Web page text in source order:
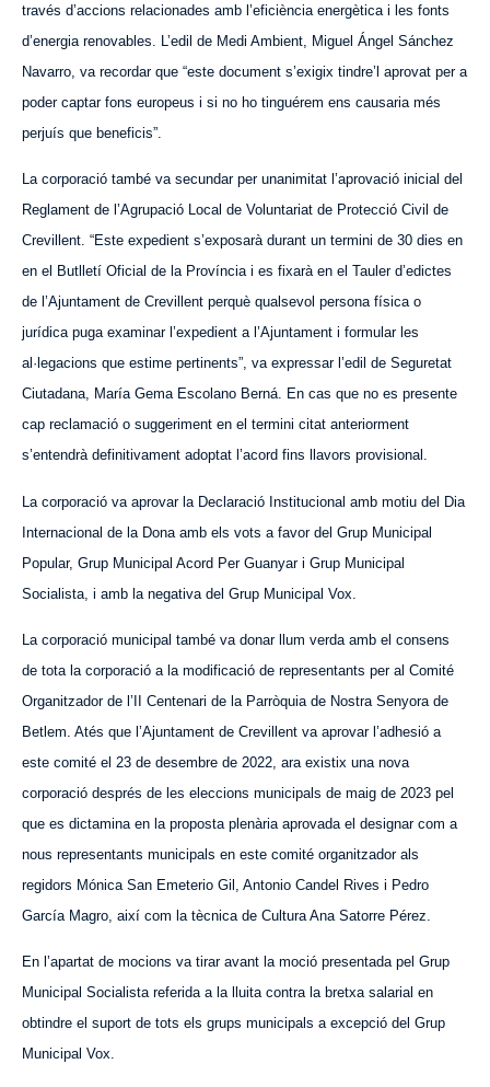
través d’accions relacionades amb l’eficiència energètica i les fonts
d’energia renovables. L’edil de Medi Ambient, Miguel Ángel Sánchez
Navarro, va recordar que “este document s’exigix tindre’l aprovat per a
poder captar fons europeus i si no ho tinguérem ens causaria més
perjuís que beneficis”.
La corporació també va secundar per unanimitat l’aprovació inicial del
Reglament de l’Agrupació Local de Voluntariat de Protecció Civil de
Crevillent. “Este expedient s’exposarà durant un termini de 30 dies en
en el Butlletí Oficial de la Província i es fixarà en el Tauler d’edictes
de l’Ajuntament de Crevillent perquè qualsevol persona física o
jurídica puga examinar l’expedient a l’Ajuntament i formular les
al·legacions que estime pertinents”, va expressar l’edil de Seguretat
Ciutadana, María Gema Escolano Berná. En cas que no es presente
cap reclamació o suggeriment en el termini citat anteriorment
s’entendrà definitivament adoptat l’acord fins llavors provisional.
La corporació va aprovar la Declaració Institucional amb motiu del Dia
Internacional de la Dona amb els vots a favor del Grup Municipal
Popular, Grup Municipal Acord Per Guanyar i Grup Municipal
Socialista, i amb la negativa del Grup Municipal Vox.
La corporació municipal també va donar llum verda amb el consens
de tota la corporació a la modificació de representants per al Comité
Organitzador de l’II Centenari de la Parròquia de Nostra Senyora de
Betlem. Atés que l’Ajuntament de Crevillent va aprovar l’adhesió a
este comité el 23 de desembre de 2022, ara existix una nova
corporació després de les eleccions municipals de maig de 2023 pel
que es dictamina en la proposta plenària aprovada el designar com a
nous representants municipals en este comité organitzador als
regidors Mónica San Emeterio Gil, Antonio Candel Rives i Pedro
García Magro, així com la tècnica de Cultura Ana Satorre Pérez.
En l’apartat de mocions va tirar avant la moció presentada pel Grup
Municipal Socialista referida a la lluita contra la bretxa salarial en
obtindre el suport de tots els grups municipals a excepció del Grup
Municipal Vox.